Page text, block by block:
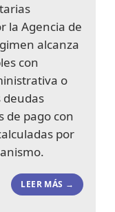
la Agencia de
alcanza
con
o
de pago con
por
LEER MÁS →